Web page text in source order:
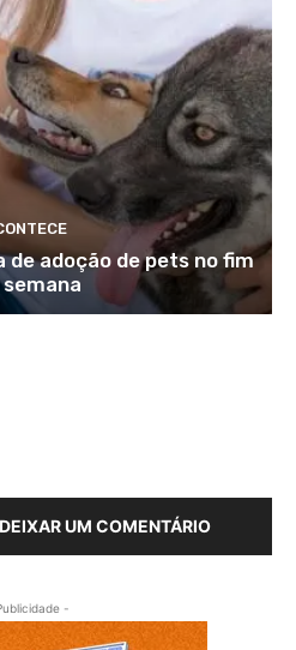
adoção de pets no fim
semana
UM COMENTÁRIO
-